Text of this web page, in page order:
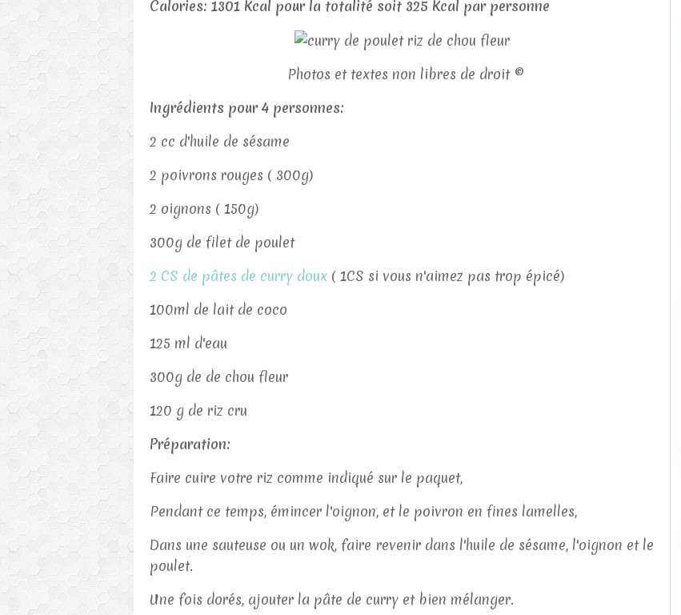
Calories: 1301 Kcal pour la totalité soit 325 Kcal par personne
Photos et textes non libres de droit ©
Ingrédients pour 4 personnes:
2 cc d'huile de sésame
2 poivrons rouges ( 300g)
2 oignons ( 150g)
300g de filet de poulet
2 CS de pâtes de curry doux ( 1CS si vous n'aimez pas trop épicé)
100ml de lait de coco
125 ml d'eau
300g de de chou fleur
120 g de riz cru
Préparation:
Faire cuire votre riz comme indiqué sur le paquet,
Pendant ce temps, émincer l'oignon, et le poivron en fines lamelles,
Dans une sauteuse ou un wok, faire revenir dans l'huile de sésame, l'oignon et le
poulet.
Une fois dorés, ajouter la pâte de curry et bien mélanger.